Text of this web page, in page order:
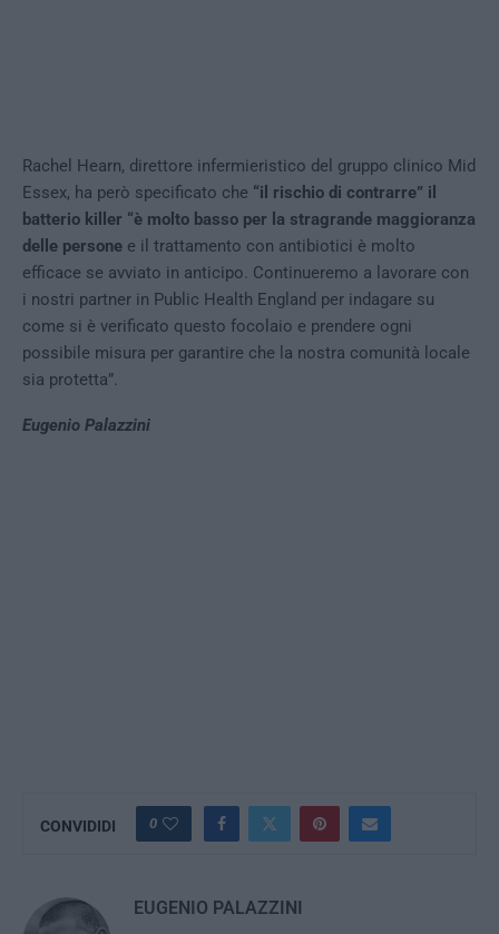
Rachel Hearn, direttore infermieristico del gruppo clinico Mid
Essex, ha però specificato che “il rischio di contrarre” il
batterio killer “è molto basso per la stragrande maggioranza
delle persone e il trattamento con antibiotici è molto
efficace se avviato in anticipo. Continueremo a lavorare con
i nostri partner in Public Health England per indagare su
come si è verificato questo focolaio e prendere ogni
possibile misura per garantire che la nostra comunità locale
sia protetta”.
Eugenio Palazzini
CONVIDIDI 0
EUGENIO PALAZZINI